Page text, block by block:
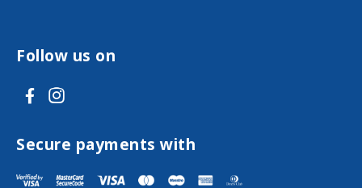
Follow us on
V
s
i
V
s
i
Secure payments with